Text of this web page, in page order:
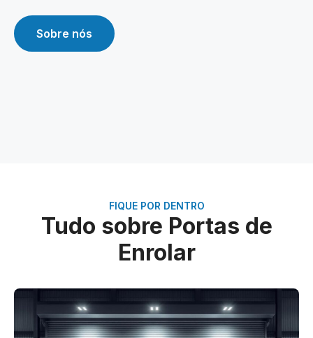
Sobre nós
FIQUE POR DENTRO
Tudo sobre Portas de
Enrolar